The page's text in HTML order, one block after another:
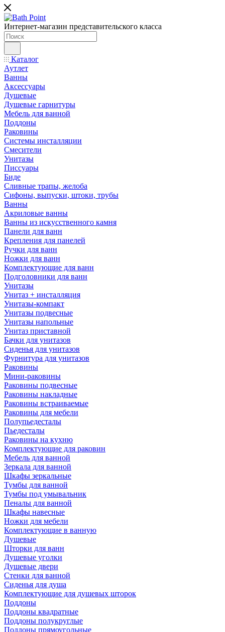
Интернет-магазин представительского класса
Каталог
Аутлет
Ванны
Аксессуары
Душевые
Душевые гарнитуры
Мебель для ванной
Поддоны
Раковины
Системы инсталляции
Смесители
Унитазы
Писсуары
Биде
Сливные трапы, желоба
Сифоны, выпуски, штоки, трубы
Ванны
Акриловые ванны
Ванны из искусственного камня
Панели для ванн
Крепления для панелей
Ручки для ванн
Ножки для ванн
Комплектующие для ванн
Подголовники для ванн
Унитазы
Унитаз + инсталляция
Унитазы-компакт
Унитазы подвесные
Унитазы напольные
Унитаз приставной
Бачки для унитазов
Сиденья для унитазов
Фурнитура для унитазов
Раковины
Мини-раковины
Раковины подвесные
Раковины накладные
Раковины встраиваемые
Раковины для мебели
Полупьедесталы
Пьедесталы
Раковины на кухню
Комплектующие для раковин
Мебель для ванной
Зеркала для ванной
Шкафы зеркальные
Тумбы для ванной
Тумбы под умывальник
Пеналы для ванной
Шкафы навесные
Ножки для мебели
Комплектующие в ванную
Душевые
Шторки для ванн
Душевые уголки
Душевые двери
Стенки для ванной
Сиденья для душа
Комплектующие для душевых шторок
Поддоны
Поддоны квадратные
Поддоны полукруглые
Поддоны прямоугольные